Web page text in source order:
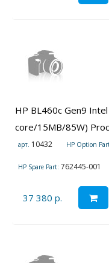
HP BL460c Gen9
core/15MB/85W)
арт. 10432 HP Option
HP Spare Part: 762445-001
37 380 р.